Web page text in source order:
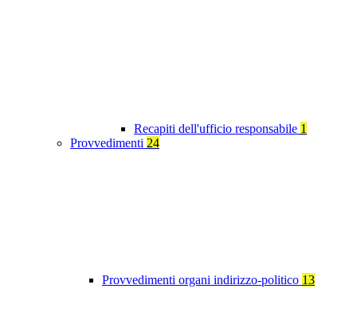
Recapiti dell'ufficio responsabile 1
Provvedimenti 24
Provvedimenti organi indirizzo-politico 13